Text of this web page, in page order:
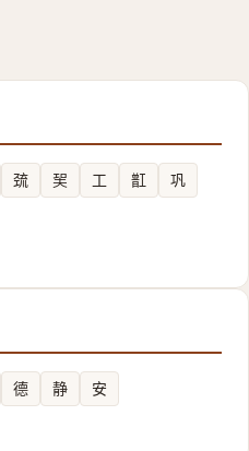
巯 㠬 工 㠮
巩
德 静 安